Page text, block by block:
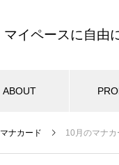
マイペースに自由
ABOUT
セラピストブログ
マナカード 10月のマナカ